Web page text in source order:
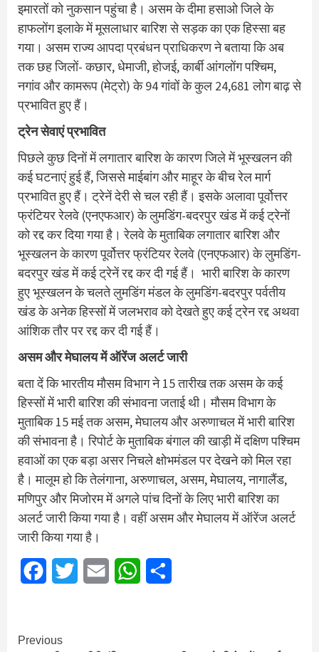
इमारतों को नुकसान पहुंचा है। असम के दीमा हसाओ जिले के
हाफलोंग इलाके में मूसलाधार बारिश से सड़क का एक हिस्सा बह
गया। असम राज्य आपदा प्रबंधन प्राधिकरण ने बताया कि अब
तक छह जिलों- कछार, धेमाजी, होजई, कार्बी आंगलोंग पश्चिम,
नगांव और कामरूप (मेट्रो) के 94 गांवों के कुल 24,681 लोग बाढ़ से
प्रभावित हुए हैं।
ट्रेन सेवाएं प्रभावित
पिछले कुछ दिनों में लगातार बारिश के कारण जिले में भूस्खलन की
कई घटनाएं हुई हैं, जिससे माईबांग और माहूर के बीच रेल मार्ग
प्रभावित हुए हैं। ट्रेनें देरी से चल रही हैं। इसके अलावा पूर्वोत्तर
फ्रंटियर रेलवे (एनएफआर) के लुमडिंग-बदरपुर खंड में कई ट्रेनों
को रद्द कर दिया गया है। रेलवे के मुताबिक लगातार बारिश और
भूस्खलन के कारण पूर्वोत्तर फ्रंटियर रेलवे (एनएफआर) के लुमडिंग-
बदरपुर खंड में कई ट्रेनें रद्द कर दी गई हैं। भारी बारिश के कारण
हुए भूस्खलन के चलते लुमडिंग मंडल के लुमडिंग-बदरपुर पर्वतीय
खंड के अनेक हिस्सों में जलभराव को देखते हुए कई ट्रेन रद्द अथवा
आंशिक तौर पर रद्द कर दी गई हैं।
असम और मेघालय में ऑरेंज अलर्ट जारी
बता दें कि भारतीय मौसम विभाग ने 15 तारीख तक असम के कई
हिस्सों में भारी बारिश की संभावना जताई थी। मौसम विभाग के
मुताबिक 15 मई तक असम, मेघालय और अरुणाचल में भारी बारिश
की संभावना है। रिपोर्ट के मुताबिक बंगाल की खाड़ी में दक्षिण पश्चिम
हवाओं का एक बड़ा असर निचले क्षोभमंडल पर देखने को मिल रहा
है। मालूम हो कि तेलंगाना, अरुणाचल, असम, मेघालय, नागालैंड,
मणिपुर और मिजोरम में अगले पांच दिनों के लिए भारी बारिश का
अलर्ट जारी किया गया है। वहीं असम और मेघालय में ऑरेंज अलर्ट
जारी किया गया है।
FacebookTwitter Email WhatsApp
Continue
Previous